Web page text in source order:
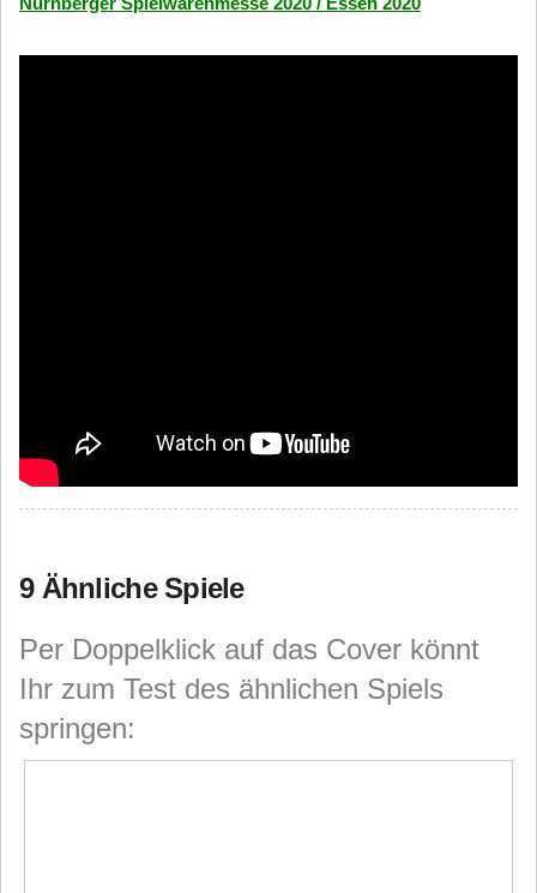
9 Ähnliche Spiele
Per Doppelklick auf das Cover könnt
Ihr zum Test des ähnlichen Spiels
springen: